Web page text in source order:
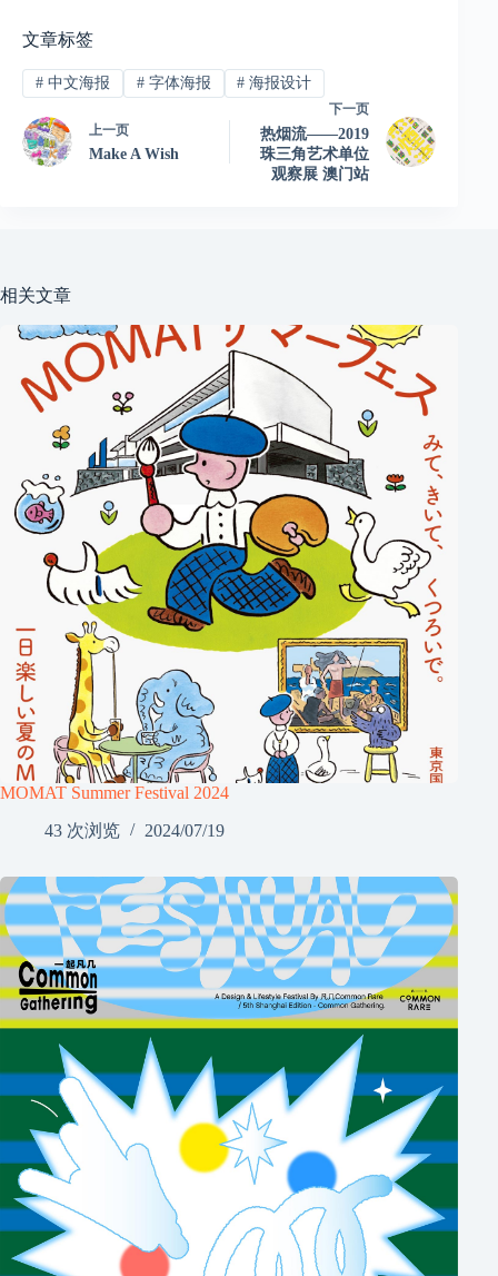
文章标签
#中文海报 #字体海报 # 海报设计
上一页
Make A Wish
下一页
热烟流——2019
珠三角艺术单位
观察展 澳门站
相关文章
MOMAT Summer Festival 2024
43 次浏览
2024/07/19